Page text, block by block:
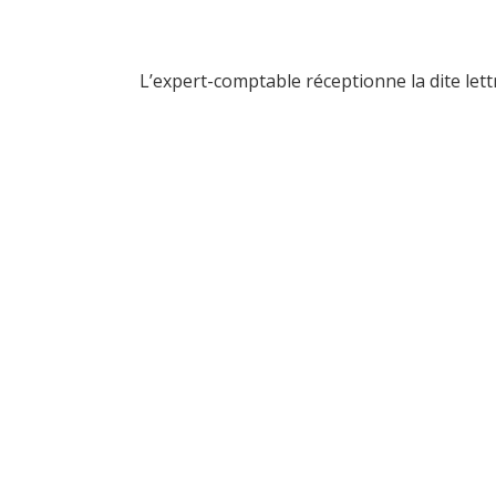
L’expert-comptable réceptionne la dite